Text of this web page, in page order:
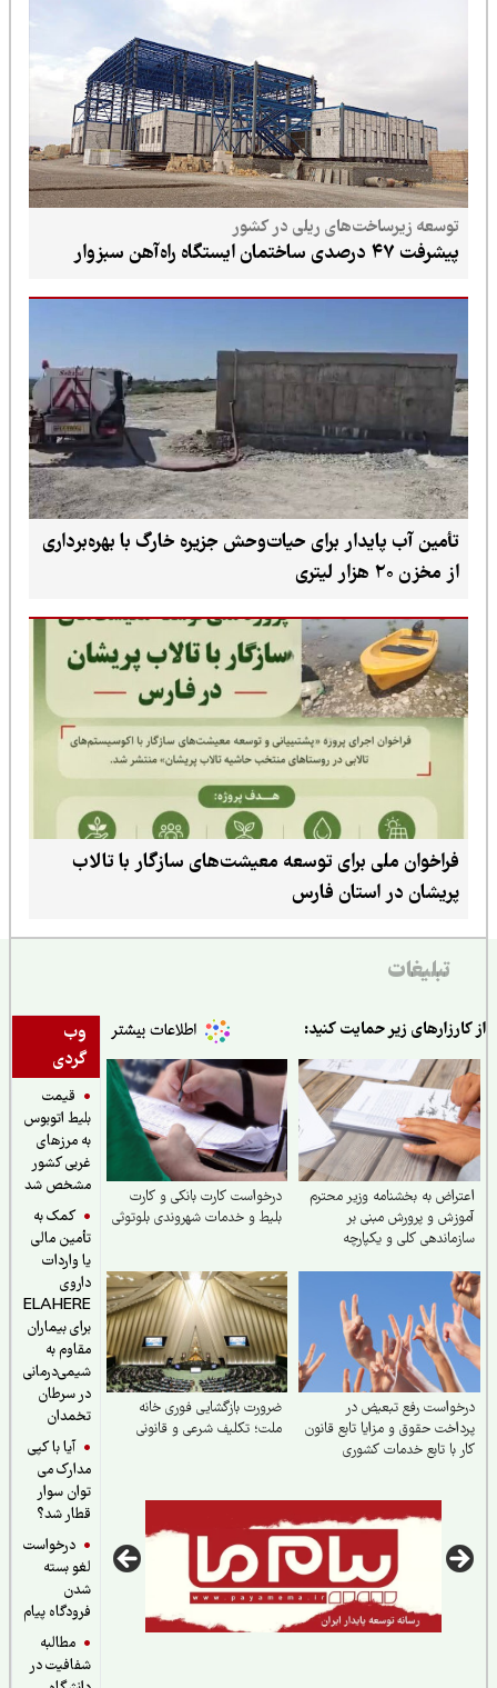
توسعه زیرساخت‌های ریلی در کشور
پیشرفت ۴۷ درصدی ساختمان ایستگاه راه‌آهن سبزوار
تأمین آب پایدار برای حیات‌وحش جزیره خارگ با بهره‌برداری
از مخزن ۲۰ هزار لیتری
فراخوان ملی برای توسعه معیشت‌های سازگار با تالاب
پریشان در استان فارس
تبلیغات
وب
گردی
قیمت
بلیط اتوبوس
به مرزهای
غربی کشور
مشخص شد
کمک به
تأمین مالی
یا واردات
داروی
ELAHERE
برای بیماران
مقاوم به
شیمی‌درمانی
در سرطان
تخمدان
آیا با کپی
مدارک می
توان سوار
قطار شد؟
درخواست
لغو بسته
فرودگاه پیام
مطالبه
شفافیت در
زیر حمایت کنید:
به بخشنامه وزیر محترم
و پرورش مبنی بر
کلی و یکپارچه
تربیت بدنی
درخواست کارت بانکی و کارت
بلیط و خدمات شهروندی بلوتوثی
رفع تبعیض در
حقوق و مزایا تابع قانون
با تابع خدمات کشوری
ضرورت بازگشایی فوری خانه
ملت؛ تکلیف شرعی و قانونی